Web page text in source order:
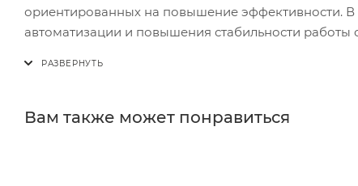
ориентированных на повышение эффективности.
автоматизации и повышения стабильности работы
Вам также может понравиться